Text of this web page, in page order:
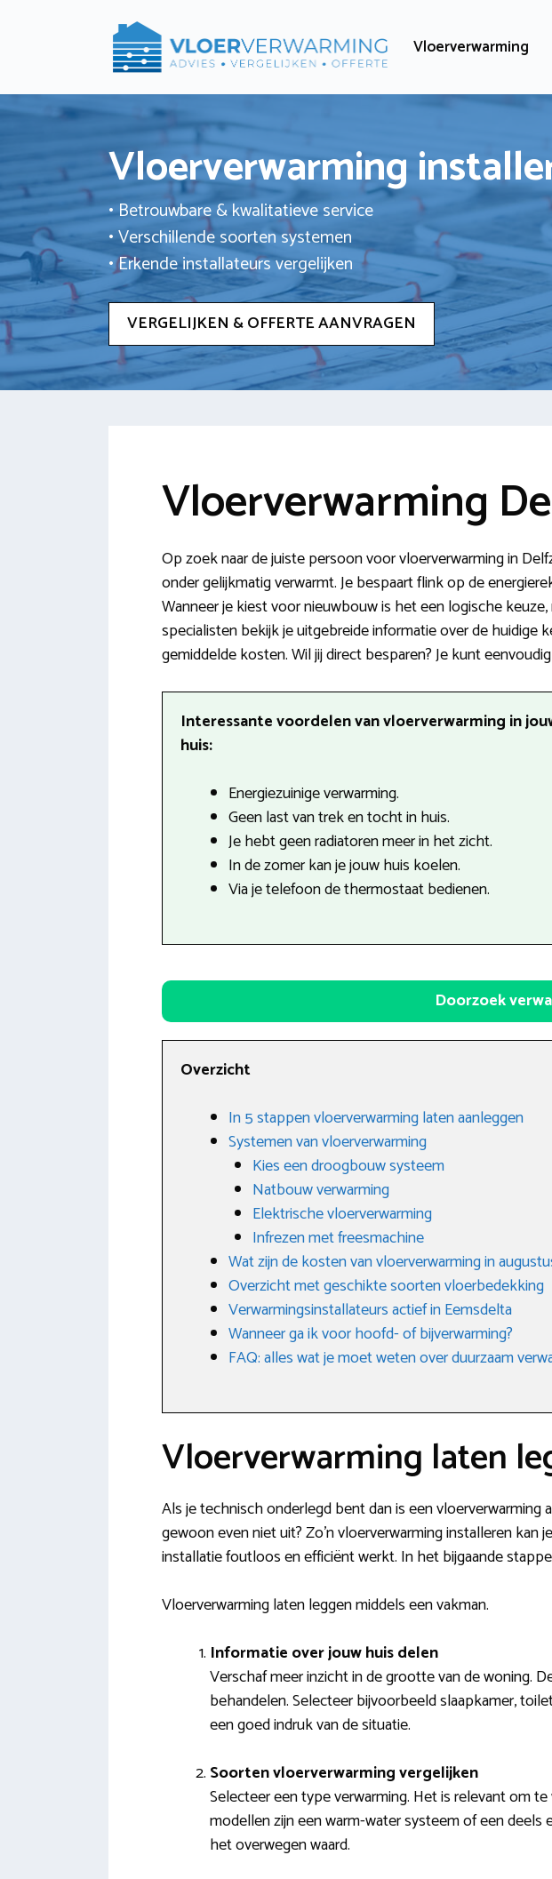
Vloerverwarming
Vloerverwarming
• Betrouwbare & kwalitatieve service
• Verschillende soorten systemen
• Erkende installateurs vergelijken
VERGELIJKEN & OFFERTE AANVRAGEN
Vloerverwarming
Op zoek naar de juiste persoon voor vloerverwarming in
onder gelijkmatig verwarmt. Je bespaart flink op de
Wanneer je kiest voor nieuwbouw is het een logische
specialisten bekijk je uitgebreide informatie over de huidige
gemiddelde kosten. Wil jij direct besparen? Je kunt
Interessante voordelen van vloerverwarming in
huis:
Energiezuinige verwarming.
Geen last van trek en tocht in huis.
Je hebt geen radiatoren meer in het zicht.
In de zomer kan je jouw huis koelen.
Via je telefoon de thermostaat bedienen.
Doorzoek
Overzicht
In 5 stappen vloerverwarming laten aanleggen
Systemen van vloerverwarming
Kies een droogbouw systeem
Natbouw verwarming
Elektrische vloerverwarming
Infrezen met freesmachine
Wat zijn de kosten van vloerverwarming in
Overzicht met geschikte soorten vloerbedekking
Verwarmingsinstallateurs actief in Eemsdelta
Wanneer ga ik voor hoofd- of bijverwarming?
FAQ: alles wat je moet weten over duurzaam
Vloerverwarming laten
Als je technisch onderlegd bent dan is een
gewoon even niet uit? Zo’n vloerverwarming installeren
installatie foutloos en efficiënt werkt. In het bijgaande
Vloerverwarming laten leggen middels een vakman.
Informatie over jouw huis delen
Verschaf meer inzicht in de grootte van de woning.
behandelen. Selecteer bijvoorbeeld slaapkamer,
een goed indruk van de situatie.
Soorten vloerverwarming vergelijken
Selecteer een type verwarming. Het is relevant om
modellen zijn een warm-water systeem of een
het overwegen waard.